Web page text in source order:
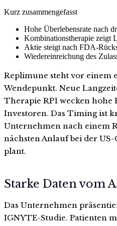
Kurz zusammengefasst
Hohe Überlebensrate nach
Kombinationstherapie zeigt
Aktie steigt nach FDA-
Wiedereinreichung des
Replimune steht vor einem
Wendepunkt. Neue
Therapie RP1 wecken hohe
Investoren. Das Timing ist
Unternehmen nach einem
nächsten Anlauf bei der
plant.
Starke Daten vom
Das Unternehmen
IGNYTE-Studie. Patienten